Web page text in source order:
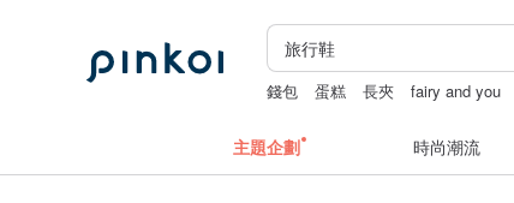
錢包 蛋糕 長夾 fairy and you
主題企劃 時尚潮流